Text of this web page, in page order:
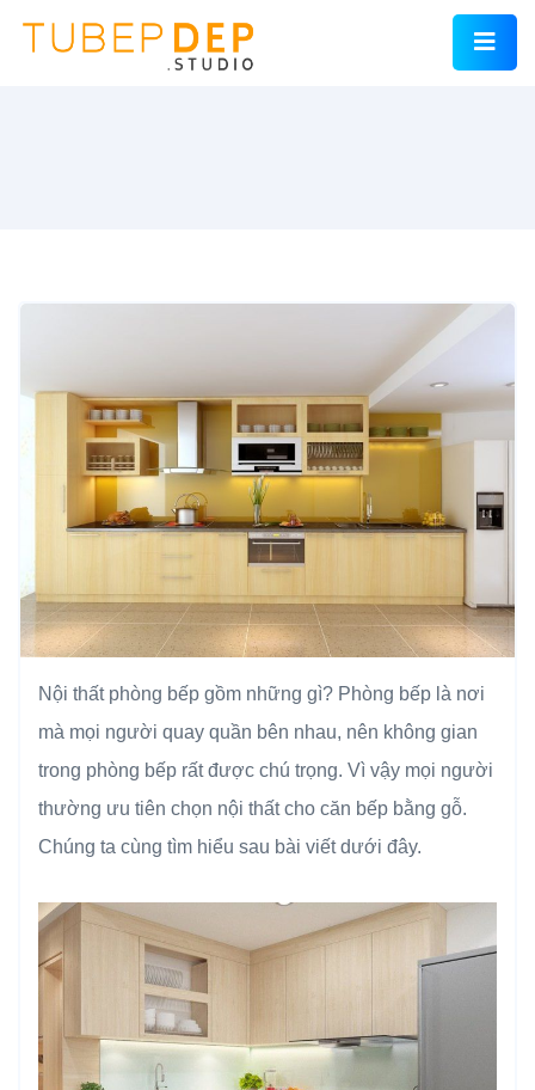
Nội thất phòng bếp gồm những gì? Phòng bếp là nơi
mà mọi người quay quần bên nhau, nên không gian
trong phòng bếp rất được chú trọng. Vì vậy mọi người
thường ưu tiên chọn nội thất cho căn bếp bằng gỗ.
Chúng ta cùng tìm hiểu sau bài viết dưới đây.